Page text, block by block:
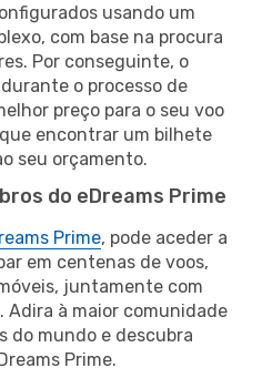
usando um
com base na procura
Por conseguinte, o
o processo de
preço para o seu voo
encontrar um bilhete
seu orçamento.
do eDreams Prime
Prime, pode aceder a
em centenas de voos,
juntamente com
à maior comunidade
do mundo e descubra
Prime.